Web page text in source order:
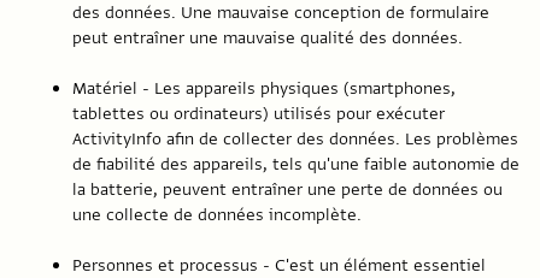
des données. Une mauvaise conception de formulaire
peut entraîner une mauvaise qualité des données.
Matériel - Les appareils physiques (smartphones,
tablettes ou ordinateurs) utilisés pour exécuter
ActivityInfo afin de collecter des données. Les problèmes
de fiabilité des appareils, tels qu'une faible autonomie de
la batterie, peuvent entraîner une perte de données ou
une collecte de données incomplète.
Personnes et processus - C'est un élément essentiel